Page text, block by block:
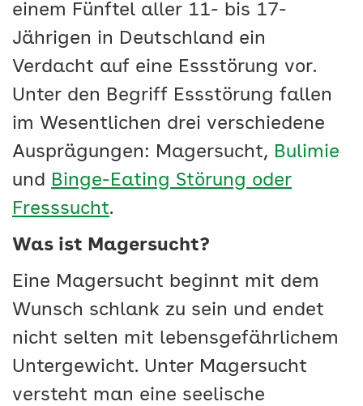
einem Fünftel aller 11- bis 17-
Jährigen in Deutschland ein
Verdacht auf eine Essstörung vor.
Unter den Begriff Essstörung fallen
im Wesentlichen drei verschiedene
Ausprägungen: Magersucht, Bulimie
und
Binge-Eating Störung oder
Fresssucht.
Was ist Magersucht?
Eine Magersucht beginnt mit dem
Wunsch schlank zu sein und endet
nicht selten mit lebensgefährlichem
Untergewicht. Unter Magersucht
versteht man eine seelische